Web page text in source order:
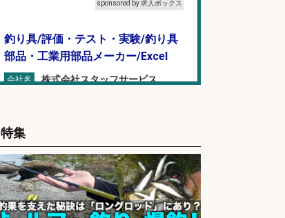
sponsored by 求人ボックス
釣り具/評価・テスト・実験/釣り具
部品・工業用部品メーカー/Excel
会社名 株式会社スタッフサービス
EC事業責任者候補/飲食業界向け
SaaS企業「魚ぽち」/東証グロース
市場上場
会社名 株式会社フーディソン
sponsored by 求人ボックス
特集